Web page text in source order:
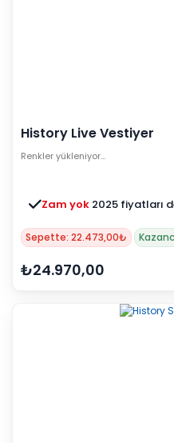
History Live Vestiyer
Renkler yükleniyor…
Zam yok 2025 fiyatları
Sepette: 22.473,00₺
₺24.970,00